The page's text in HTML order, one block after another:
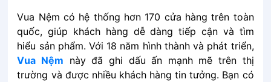
Vua͏͏ Nệm͏͏ có͏͏ hệ͏͏ thống͏͏ hơn 170 cửa͏͏ hàng͏͏ trên͏͏ toàn͏͏
quốc,͏͏ giúp͏͏ khách͏͏ hàng͏͏ dễ͏͏ dàng͏͏ tiếp͏͏ cận͏͏ và͏͏ tìm͏͏
hiểu͏͏ sản͏͏ phẩm.͏͏ Với͏͏ 18 năm͏͏ hình thành và phát͏͏ triển,͏͏
Vua͏͏ Nệm͏͏ này͏͏ đã͏͏ ghi͏͏ dấu͏͏ ấn͏͏ mạnh͏͏ mẽ͏͏ trên͏͏ thị͏͏
trường͏͏ và͏͏ được͏͏ nhiều͏͏ khách͏͏ hàng͏͏ tin͏͏ tưởng.͏͏ Bạn͏͏ có͏͏